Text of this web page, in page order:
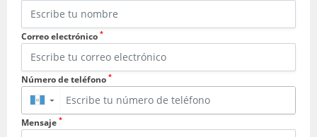
Correo electrónico *
Número de teléfono *
▼
Mensaje *